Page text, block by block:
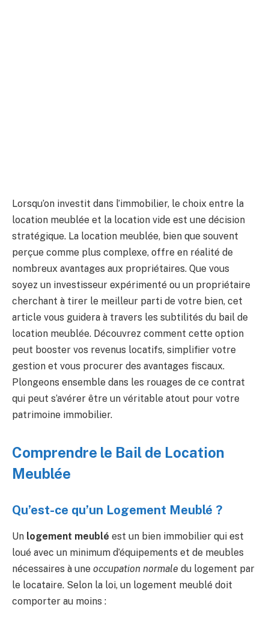
Lorsqu’on investit dans l’immobilier, le choix entre la
location meublée et la location vide est une décision
stratégique. La location meublée, bien que souvent
perçue comme plus complexe, offre en réalité de
nombreux avantages aux propriétaires. Que vous
soyez un investisseur expérimenté ou un propriétaire
cherchant à tirer le meilleur parti de votre bien, cet
article vous guidera à travers les subtilités du bail de
location meublée. Découvrez comment cette option
peut booster vos revenus locatifs, simplifier votre
gestion et vous procurer des avantages fiscaux.
Plongeons ensemble dans les rouages de ce contrat
qui peut s’avérer être un véritable atout pour votre
patrimoine immobilier.
Comprendre le Bail de Location
Meublée
Qu’est-ce qu’un Logement Meublé ?
Un logement meublé est un bien immobilier qui est
loué avec un minimum d’équipements et de meubles
nécessaires à une occupation normale du logement par
le locataire. Selon la loi, un logement meublé doit
comporter au moins :